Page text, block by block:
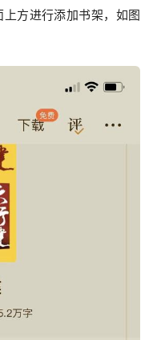
方进行添加书架，如图